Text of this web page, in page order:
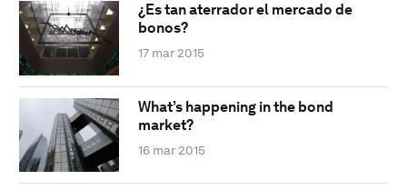
¿Es tan aterrador el mercado de
bonos?
17 mar 2015
What’s happening in the bond
market?
16 mar 2015